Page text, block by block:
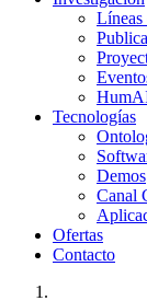
Líneas
Tecnologías
Demos
Canal
Ofertas
Contacto